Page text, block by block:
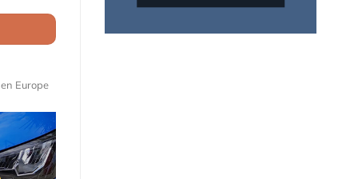
Europe